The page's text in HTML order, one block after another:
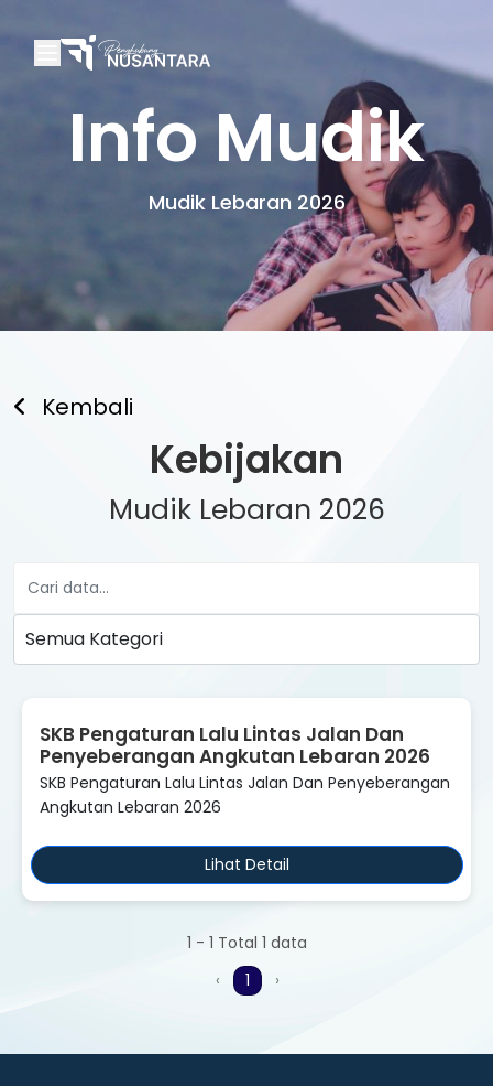
Info Mudik
Mudik Lebaran 2026
Kebijakan
Mudik Lebaran 2026
Kembali
SKB Pengaturan Lalu Lintas Jalan Dan
Penyeberangan Angkutan Lebaran 2026
SKB Pengaturan Lalu Lintas Jalan Dan Penyeberangan
Angkutan Lebaran 2026
Lihat Detail
1 - 1 Total 1 data
‹
1 ›